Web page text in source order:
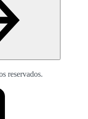
reservados.